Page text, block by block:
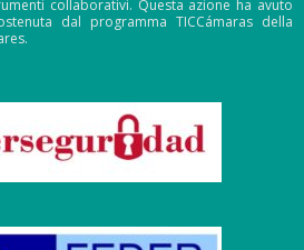
collaborativi. Questa azione ha avuto
dal programma TICCámaras della